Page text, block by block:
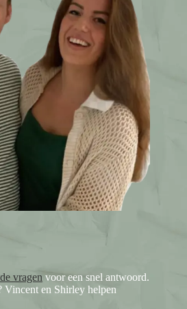
vragen voor een snel antwoord.
Vincent en Shirley helpen